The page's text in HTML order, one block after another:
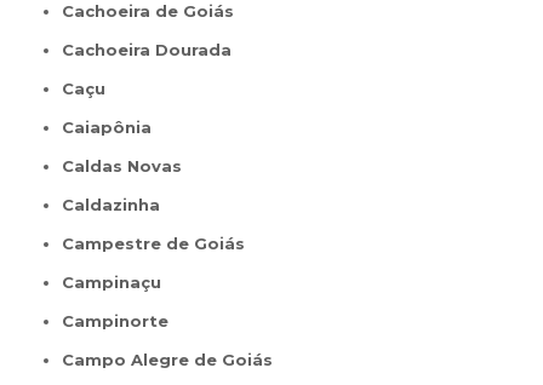
Cachoeira de Goiás
Cachoeira Dourada
Caçu
Caiapônia
Caldas Novas
Caldazinha
Campestre de Goiás
Campinaçu
Campinorte
Campo Alegre de Goiás